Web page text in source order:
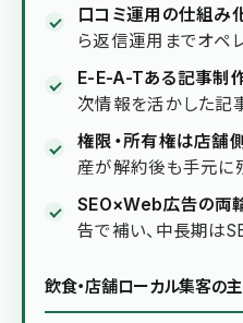
口コミ運用の仕組み
ら返信運用までオペ
E-E-A-Tある記事制作
次情報を活かした記
権限・所有権は店舗側
産が解約後も手元に
SEO×Web広告の両
告で補い、中長期は
飲食・店舗ローカル集客の主